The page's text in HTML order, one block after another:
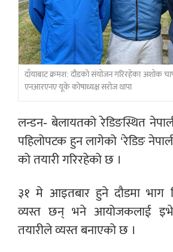
दाँयाबाट क्रमश: दौडको संयोजन गरिरहेका अशोक
एनआरएनए यूके कोषाध्यक्ष सरोज थापा
लन्डन- बेलायतको रेडिङस्थित
पहिलोपटक हुन लागेको ‘रेडिङ
को तयारी गरिरहेको छ ।
३१ मे आइतबार हुने दौडमा भाग
व्यस्त छन् भने आयोजकलाई
तयारीले व्यस्त बनाएको छ ।